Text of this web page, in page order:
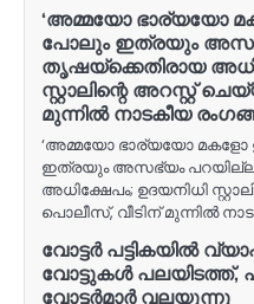
‘അമ്മയോ ഭാര്യയോ
പോലും ഇത്രയും
തൃഷയ്‌ക്കെതിരായ
സ്റ്റാലിന്റെ അറസ്റ്റ്
മുന്നിൽ നാടകീയ
‘അമ്മയോ ഭാര്യയോ മകളോ
ഇത്രയും അസഭ്യം
അധിക്ഷേപം; ഉദയനിധി
പൊലീസ്, വീടിന് മുന്നിൽ
വോട്ടർ പട്ടികയിൽ
വോട്ടുകൾ പലയിടത്ത്,
വോട്ടർമാർ വലയുന്നു